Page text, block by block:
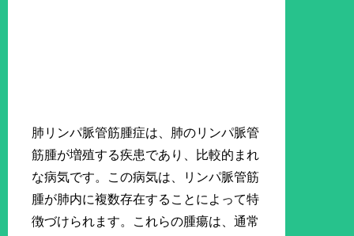
肺リンパ脈管筋腫症は、肺のリンパ脈管
筋腫が増殖する疾患であり、比較的まれ
な病気です。この病気は、リンパ脈管筋
腫が肺内に複数存在することによって特
徴づけられます。これらの腫瘍は、通常